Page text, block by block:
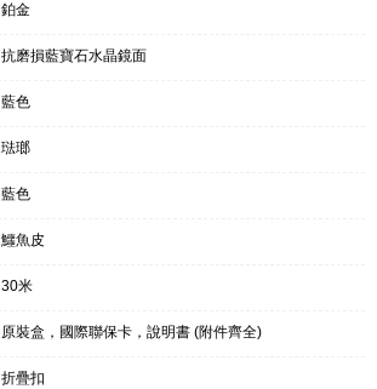
鉑金
抗磨損藍寶石水晶鏡面
藍色
琺瑯
藍色
鱷魚皮
30米
原裝盒，國際聯保卡，說明書 (附件齊全)
折疊扣